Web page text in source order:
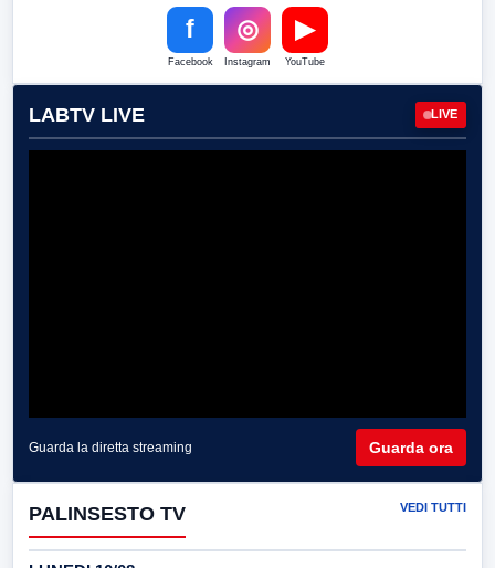
f
Facebook
◎
Instagram
▶
YouTube
LABTV LIVE LIVE
Guarda la diretta streaming Guarda ora
PALINSESTO TV VEDI TUTTI